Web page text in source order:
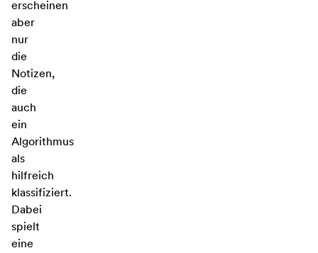
erscheinen
aber
nur
die
Notizen,
die
auch
ein
Algorithmus
als
hilfreich
klassifiziert.
Dabei
spielt
eine